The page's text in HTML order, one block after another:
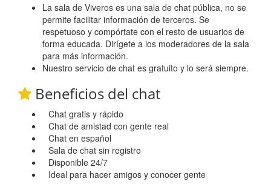
La sala de Viveros es una sala de chat pública, no se
permite facilitar información de terceros. Se
respetuoso y compórtate con el resto de usuarios de
forma educada. Dirígete a los moderadores de la sala
para más información.
Nuestro servicio de chat es gratuito y lo será siempre.
Beneficios del chat
Chat gratis y rápido
Chat de amistad con gente real
Chat en español
Sala de chat sin registro
Disponible 24/7
Ideal para hacer amigos y conocer gente